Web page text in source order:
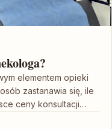
elementem opieki
zastanawia się, ile
ceny konsultacji